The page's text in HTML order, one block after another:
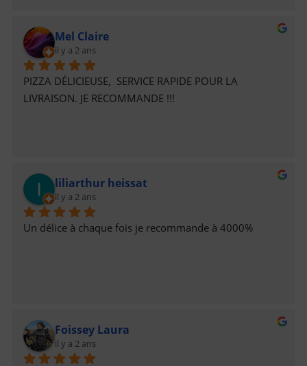
Mel Claire
il y a 2 ans
PIZZA DÉLICIEUSE,  SERVICE RAPIDE POUR LA
LIVRAISON. JE RECOMMANDE !!!
liliarthur heissat
il y a 2 ans
Un délice à chaque fois je recommande à 4000%
Foissey Laura
il y a 2 ans